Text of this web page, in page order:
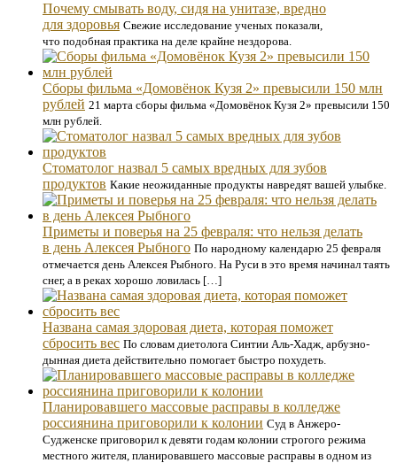
Почему смывать воду, сидя на унитазе, вредно
для здоровья Свежие исследование ученых показали,
что подобная практика на деле крайне нездорова.
Сборы фильма «Домовёнок Кузя 2» превысили 150 млн
рублей 21 марта сборы фильма «Домовёнок Кузя 2» превысили 150
млн рублей.
Стоматолог назвал 5 самых вредных для зубов
продуктов Какие неожиданные продукты навредят вашей улыбке.
Приметы и поверья на 25 февраля: что нельзя делать
в день Алексея Рыбного По народному календарю 25 февраля
отмечается день Алексея Рыбного. На Руси в это время начинал таять
снег, а в реках хорошо ловилась […]
Названа самая здоровая диета, которая поможет
сбросить вес По словам диетолога Синтии Аль-Хадж, арбузно-
дынная диета действительно помогает быстро похудеть.
Планировавшего массовые расправы в колледже
россиянина приговорили к колонии Суд в Анжеро-
Судженске приговорил к девяти годам колонии строгого режима
местного жителя, планировавшего массовые расправы в одном из